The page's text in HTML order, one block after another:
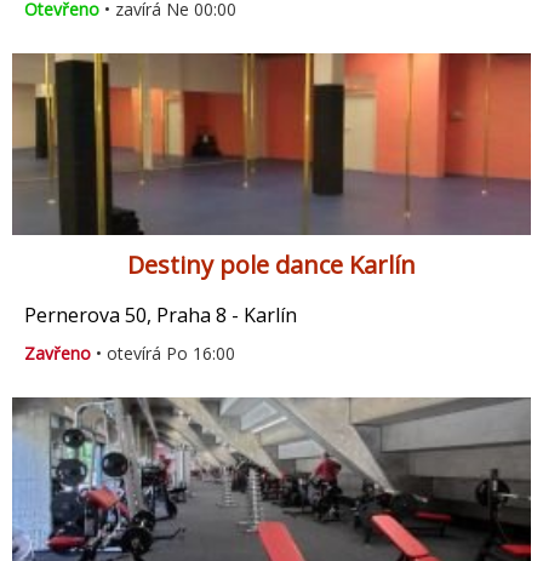
Otevřeno • zavírá Ne 00:00
Destiny pole dance Karlín
Pernerova 50, Praha 8 - Karlín
Zavřeno • otevírá Po 16:00